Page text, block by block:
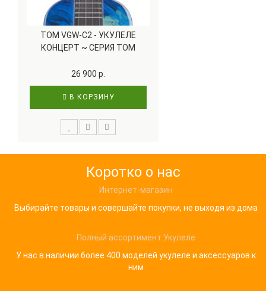
TOM VGW-C2 - УКУЛЕЛЕ
КОНЦЕРТ ~ СЕРИЯ TOM
26 900 р.
В КОРЗИНУ
Коротко о нас
Интернет-магазин
Выбирайте товары и совершайте покупки, не выходя из дома
Полный ассортимент Укулеле
У нас в наличии более 400 моделей укулеле и аксессуаров к
ним